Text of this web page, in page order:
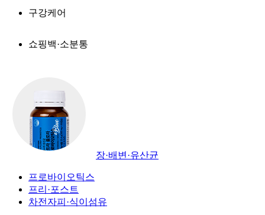
구강케어
쇼핑백·소분통
장·배변·유산균
프로바이오틱스
프리·포스트
차전자피·식이섬유